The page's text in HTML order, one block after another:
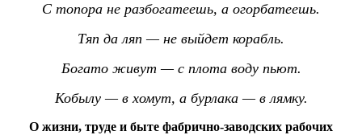
С топора не разбогатеешь, а огорбатеешь.
Тяп да ляп — не выйдет корабль.
Богато живут — с плота воду пьют.
Кобылу — в хомут, а бурлака — в лямку.
О жизни, труде и быте фабрично-заводских рабочих